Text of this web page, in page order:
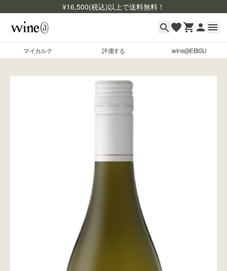
¥16,500(税込)以上で送料無料！
マイカルテ 評価する wine@EBISU
マイカルテ